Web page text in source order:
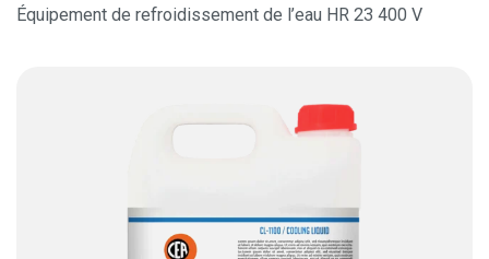
Équipement de refroidissement de l’eau HR 23 400 V